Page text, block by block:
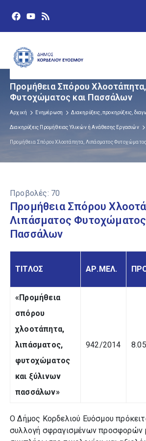
Προμήθεια Σπόρου
Φυτοχώματος και Πασσάλων
Αρχική Ενημέρωση Διακηρύξεις, προκηρύξεις,
Διακηρύξεις Προμήθειας Υλικών ή Ανάθεσης Εργασιών
Προμήθεια Σπόρου Χλοοτάπητα, Λιπάσματος
Προβολές: 70
Προμήθεια Σπόρου
Λιπάσματος Φυτοχώματος
Πασσάλων
ΤΙΤΛΟΣ ΑΡ.ΜΕΛ.
«Προμήθεια
σπόρου
χλοοτάπητα,
λιπάσματος,
φυτοχώματος
και ξύλινων
πασσάλων»
942/2014
Ο Δήμος Κορδελιού Ευόσμου
συλλογή σφραγισμένων προσφορών